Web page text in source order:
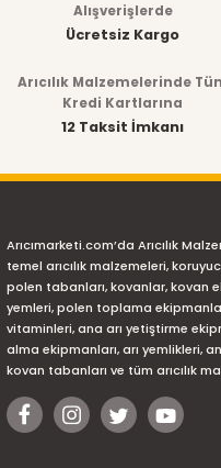
Alışverişlerde
Ücretsiz Kargo
Arıcılık Malzemelerinde
Kredi Kartlarına
12 Taksit İmkanı
Arıcımarketi.com’da Arıcılık
temel arıcılık malzemeleri,
polen tabanları, kovanlar, kovan
yemleri, polen toplama
vitaminleri, ana arı yetiştirme
alma ekipmanları, arı yemlikleri,
kovan tabanları ve tüm arıcılık